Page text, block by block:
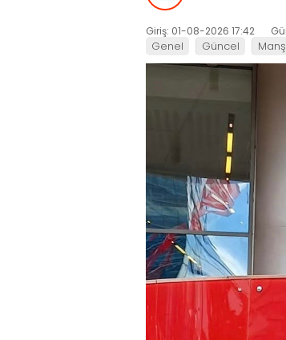
Giriş: 01-08-2026 17:42
Genel Güncel